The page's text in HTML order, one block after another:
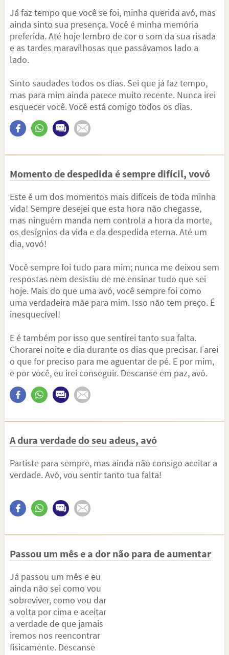
Já faz tempo que você se foi, minha querida avó, mas
ainda sinto sua presença. Você é minha memória
preferida. Até hoje lembro de cor o som da sua risada
e as tardes maravilhosas que passávamos lado a
lado.
Sinto saudades todos os dias. Sei que já faz tempo,
mas para mim ainda parece muito recente. Nunca irei
esquecer você. Você está comigo todos os dias.
Momento de despedida é sempre difícil, vovó
Este é um dos momentos mais difíceis de toda minha
vida! Sempre desejei que esta hora não chegasse,
mas ninguém manda nem controla a hora da morte,
os desígnios da vida e da despedida eterna. Até um
dia, vovó!
Você sempre foi tudo para mim; nunca me deixou sem
respostas nem desistiu de me ensinar tudo que sei
hoje. Mais do que uma avó, você sempre foi como
uma verdadeira mãe para mim. Isso não tem preço. É
inesquecível!
E é também por isso que sentirei tanto sua falta.
Chorarei noite e dia durante os dias que precisar. Farei
o que for preciso para me aguentar de pé. E por mim,
e por você, eu irei conseguir. Descanse em paz, avó.
A dura verdade do seu adeus, avó
Partiste para sempre, mas ainda não consigo aceitar a
verdade. Avó, vou sentir tanto tua falta!
Passou um mês e a dor não para de aumentar
Já passou um mês e eu
ainda não sei como vou
sobreviver, como vou dar
a volta por cima e aceitar
a verdade de que jamais
iremos nos reencontrar
fisicamente. Descanse